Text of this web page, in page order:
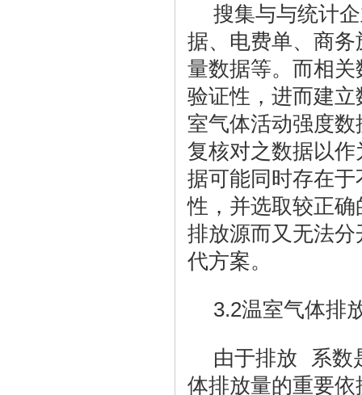
搜集与与统计
据、电费单、商
量数据等。而相
验证性，进而建
室气体活动强度
复核对之数据以
据可能同时存在
性，并选取较正
排放源而又无法
代方案。
3.2温室气体排
由于排放 系数
体排放量的重要